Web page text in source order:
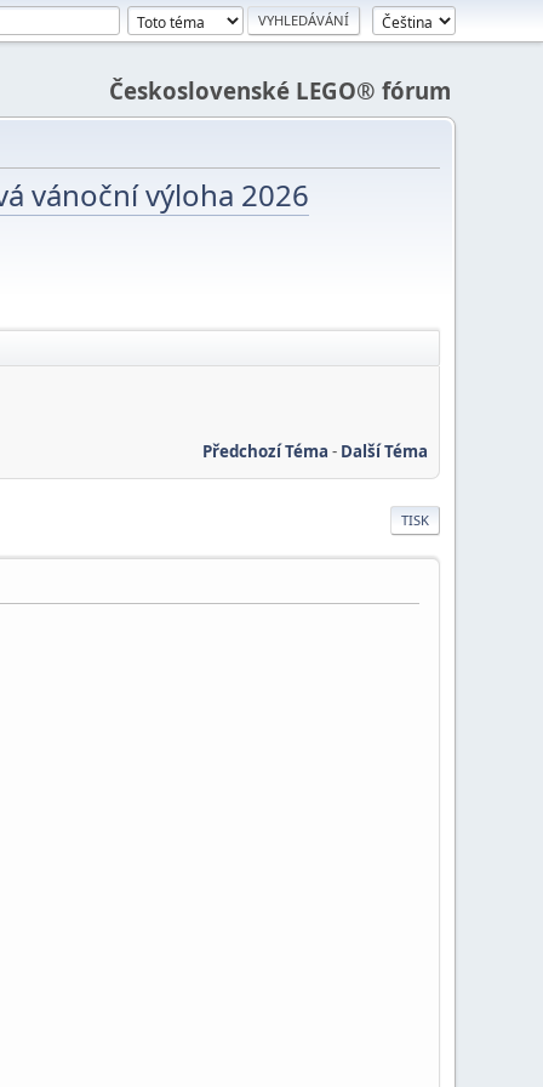
Československé LEGO® fórum
vánoční výloha 2026
Předchozí Téma - Další Téma
TISK